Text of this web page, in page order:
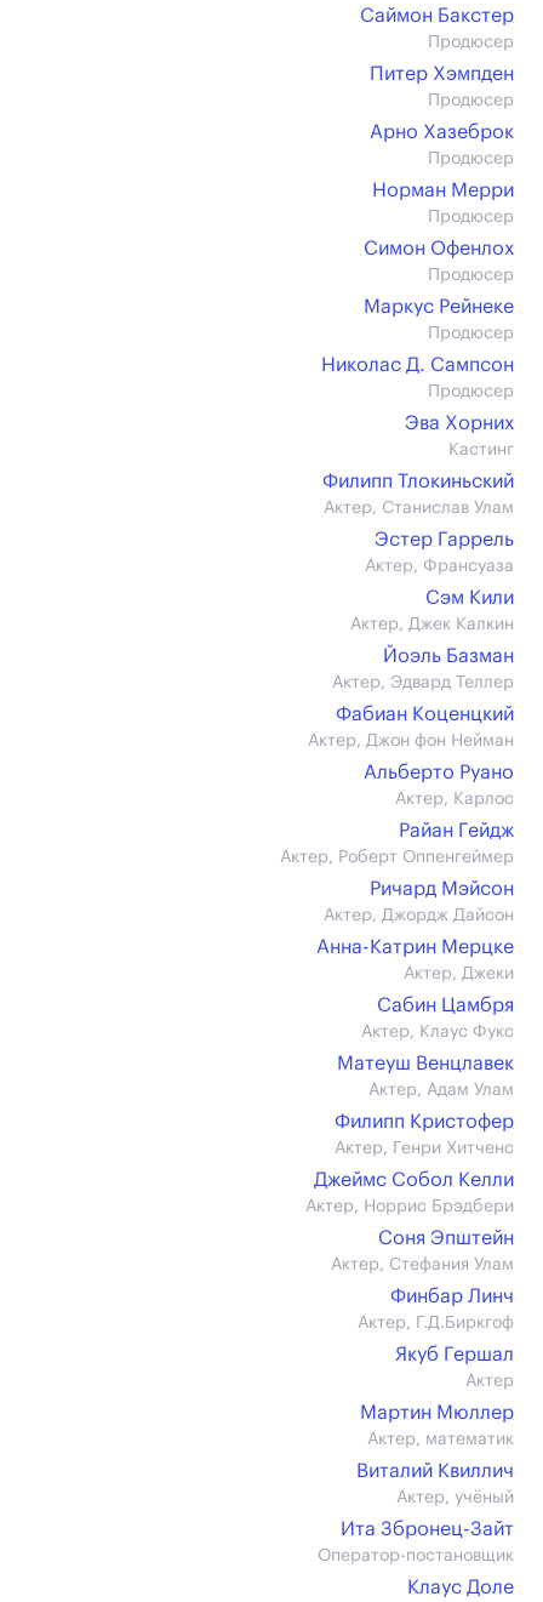
Саймон Бакстер
Продюсер
Питер Хэмпден
Продюсер
Арно Хазеброк
Продюсер
Норман Мерри
Продюсер
Симон Офенлох
Продюсер
Маркус Рейнеке
Продюсер
Николас Д. Сампсон
Продюсер
Эва Хорних
Кастинг
Филипп Тлокиньский
Актер, Станислав Улам
Эстер Гаррель
Актер, Франсуаза
Сэм Кили
Актер, Джек Калкин
Йоэль Базман
Актер, Эдвард Теллер
Фабиан Коценцкий
Актер, Джон фон Нейман
Альберто Руано
Актер, Карлос
Райан Гейдж
Актер, Роберт Оппенгеймер
Ричард Мэйсон
Актер, Джордж Дайсон
Анна-Катрин Мерцке
Актер, Джеки
Сабин Цамбря
Актер, Клаус Фукс
Матеуш Венцлавек
Актер, Адам Улам
Филипп Кристофер
Актер, Генри Хитченс
Джеймс Собол Келли
Актер, Норрис Брэдбери
Соня Эпштейн
Актер, Стефания Улам
Финбар Линч
Актер, Г.Д.Биркгоф
Якуб Гершал
Актер
Мартин Мюллер
Актер, математик
Виталий Квиллич
Актер, учёный
Ита Збронец-Зайт
Оператор-постановщик
Клаус Доле